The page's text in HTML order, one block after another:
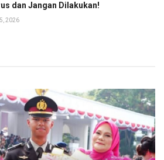
dan Jangan Dilakukan!
2026